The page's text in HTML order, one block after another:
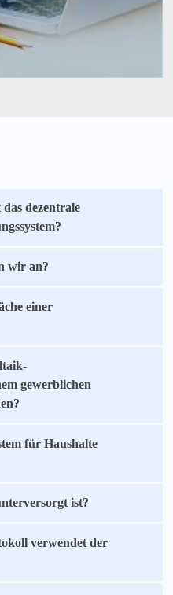
dezentrale
wir an?
einer
gewerblichen
für Haushalte
ist?
verwendet der